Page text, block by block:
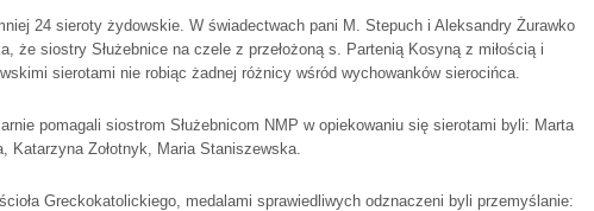
24 sieroty żydowskie. W świadectwach pani M. Stepuch i Aleksandry Żurawko
że siostry Służebnice na czele z przełożoną s. Partenią Kosyną z miłością i
sierotami nie robiąc żadnej różnicy wśród wychowanków sierocińca.
pomagali siostrom Służebnicom NMP w opiekowaniu się sierotami byli: Marta
Katarzyna Zołotnyk, Maria Staniszewska.
Greckokatolickiego, medalami sprawiedliwych odznaczeni byli przemyślanie: